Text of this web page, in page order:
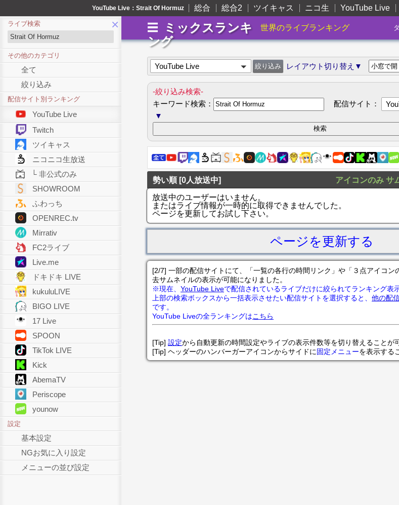
YouTube Live：Strait Of Hormuz 総合 総合2 ツイキャス ニコ生 YouTube Live
ミックスランキ
ング
世界のライブランキング
×
ライブ検索
その他のカテゴリ
全て
絞り込み
配信サイト別ランキング
YouTube Live
Twitch
ツイキャス
ニコニコ生放送
└ 非公式のみ
SHOWROOM
ふわっち
OPENREC.tv
Mirrativ
FC2ライブ
Live.me
ドキドキ LIVE
kukuluLIVE
BIGO LIVE
17 Live
SPOON
TikTok LIVE
Kick
AbemaTV
Periscope
younow
設定
基本設定
NGお気に入り設定
メニューの並び設定
YouTube Live レイアウト切り替え▼
-絞り込み検索-
キーワード検索：
配信サイト：
▼
勢い順 [0人放送中] アイコンのみ サ
放送中のユーザーはいません。
またはライブ情報が一時的に取得できませんでした。
ページを更新してお試し下さい。
ページを更新する
[2/7] 一部の配信サイトにて、「一覧の各行の時間リンク」や「３点アイコン
去サムネイルの表示が可能になりました。
※現在、 YouTube Liveで配信されているライブだけに絞られてランキング表
上部の検索ボックスから一括表示させたい配信サイトを選択すると、 他の配
です。
YouTube Liveの全ランキングはこちら
[Tip] 設定から自動更新の時間設定やライブの表示件数等を切り替えることが
[Tip] ヘッダーのハンバーガーアイコンからサイドに固定メニューを表示する